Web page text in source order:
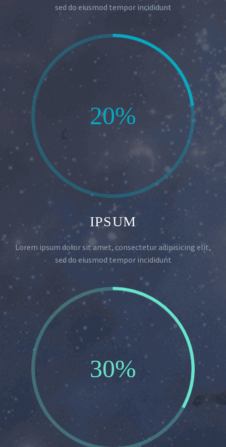
sed do eiusmod tempor incididunt
20%
IPSUM
Lorem ipsum dolor sit amet, consectetur adipisicing elit,
sed do eiusmod tempor incididunt
30%